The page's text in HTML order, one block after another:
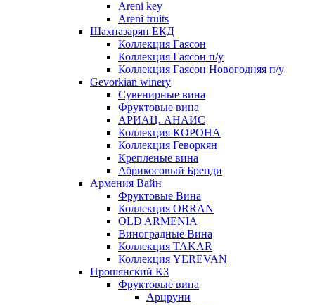
Areni key
Areni fruits
Шахназарян ЕКД
Коллекция Гаясон
Коллекция Гаясон п/у
Коллекция Гаясон Новогодняя п/у
Gevorkian winery
Сувенирные вина
Фруктовые вина
АРИАЦ. АНАИС
Коллекция КОРОНА
Коллекция Геворкян
Крепленые вина
Абрикосовый Бренди
Армения Вайн
Фруктовые Вина
Коллекция ORRAN
OLD ARMENIA
Виноградные Вина
Коллекция TAKAR
Коллекция YEREVAN
Прошянский КЗ
Фруктовые вина
Арцруни